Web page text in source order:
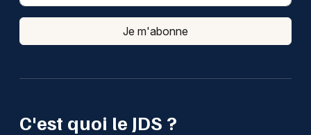
C'est quoi le JDS ?
Je m'abonne